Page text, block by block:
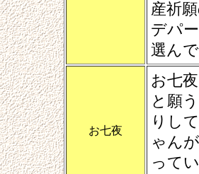
産祈
デパ
選ん
お七夜
お七
と願
りし
ゃん
って